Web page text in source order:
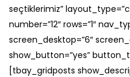
seçtiklerimiz”
number=”12″ rows=”1″
screen_desktop=”6″
show_button=”yes”
[tbay_gridposts